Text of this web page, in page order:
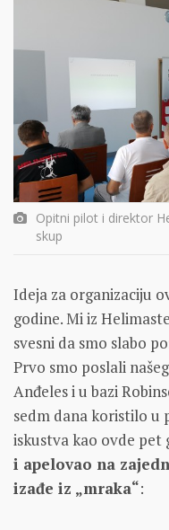
Opitni pilot i direktor
skup
Ideja za organizaciju
godine. Mi iz
svesni da smo slabo
Prvo smo poslali
Anđeles i u bazi
sedm dana koristilo u
iskustva kao ovde pet
i apelovao na
izađe iz „mraka“: